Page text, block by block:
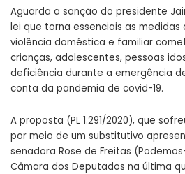
Aguarda a sanção do presidente
lei que torna essenciais as
violência doméstica e familiar
crianças, adolescentes, pessoas
deficiência durante a emergência
conta da pandemia de covid-19.
A proposta (PL 1.291/2020), que
por meio de um substitutivo
senadora Rose de Freitas
Câmara dos Deputados na última